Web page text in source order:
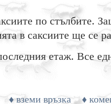
по стълбите.
в саксиите ще се
етаж. Все
♦ вземи връзка ♦